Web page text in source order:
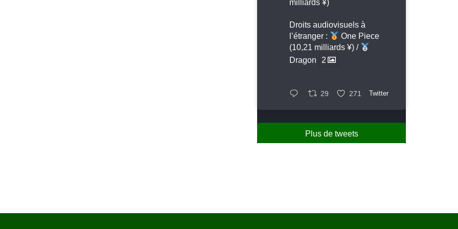
milliards ¥)
Droits audiovisuels à
l’étranger :
One Piece
(10,21 milliards ¥) /
Dragon
2
29 271 Twitter
Plus de tweets